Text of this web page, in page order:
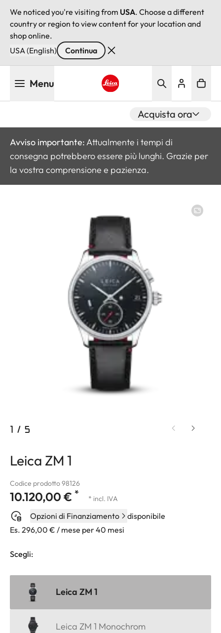
We noticed you're visiting from USA. Choose a different
country or region to view content for your location and
shop online.
USA (English)
Continua
Menu
Acquista ora
Avviso importante: Attualmente i tempi di
consegna potrebbero essere più lunghi. Grazie per
la vostra comprensione e pazienza.
1 / 5
Leica ZM 1
Codice prodotto 98126
10.120,00 € * * incl. IVA
Opzioni di Finanziamento
disponibile
Es. 296,00 € / mese per 40 mesi
Scegli:
Leica ZM 1
Leica ZM 1 Monochrom